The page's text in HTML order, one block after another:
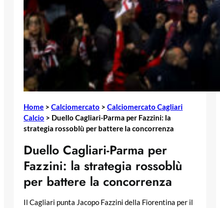
Home > Calciomercato > Calciomercato Cagliari
Calcio > Duello Cagliari-Parma per Fazzini: la
strategia rossoblù per battere la concorrenza
Duello Cagliari-Parma per
Fazzini: la strategia rossoblù
per battere la concorrenza
Il Cagliari punta Jacopo Fazzini della Fiorentina per il